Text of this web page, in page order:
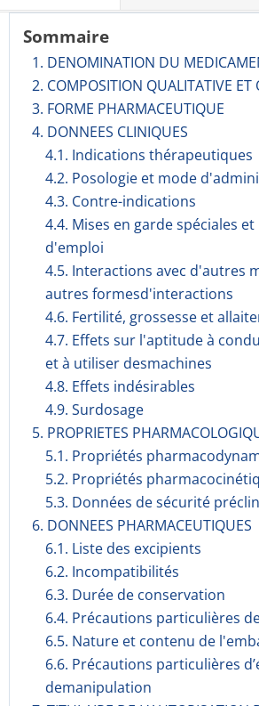
Sommaire
1. DENOMINATION DU
2. COMPOSITION QUALITATIVE ET
3. FORME PHARMACEUTIQUE
4. DONNEES CLINIQUES
4.1. Indications thérapeutiques
4.2. Posologie et mode
4.3. Contre-indications
4.4. Mises en garde spéciales
d'emploi
4.5. Interactions avec d'autres
autres formesd'interactions
4.6. Fertilité, grossesse et
4.7. Effets sur l'aptitude à
et à utiliser desmachines
4.8. Effets indésirables
4.9. Surdosage
5. PROPRIETES
5.1. Propriétés
5.2. Propriétés
5.3. Données de sécurité
6. DONNEES PHARMACEUTIQUES
6.1. Liste des excipients
6.2. Incompati­bilités
6.3. Durée de conservation
6.4. Précautions particulières
6.5. Nature et contenu de
6.6. Précautions particulières
demanipulation